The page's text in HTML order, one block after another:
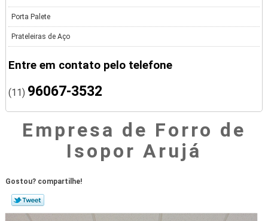
Porta Palete
Prateleiras de Aço
Entre em contato pelo telefone
(11) 96067-3532
Empresa de Forro de
Isopor Arujá
Gostou? compartilhe!